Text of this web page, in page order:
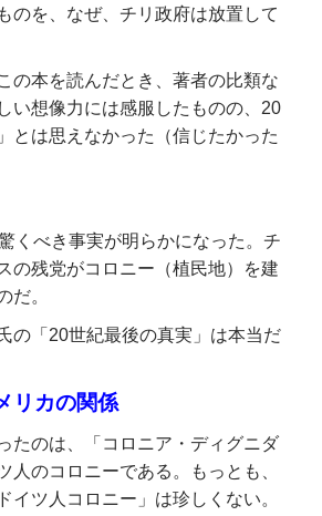
のを、なぜ、チリ政府は放置して
の本を読んだとき、著者の比類な
い想像力には感服したものの、20
とは思えなかった（信じたかった
くべき事実が明らかになった。チ
の残党がコロニー（植民地）を建
だ。
の「20世紀最後の真実」は本当だ
リカの関係
たのは、「コロニア・ディグニダ
人のコロニーである。もっとも、
イツ人コロニー」は珍しくない。